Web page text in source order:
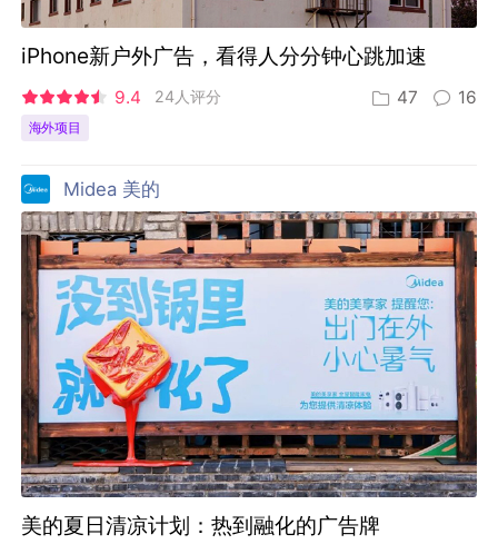
iPhone新户外广告，看得人分分钟心跳加速
9.4 24人评分 47 16
海外项目
Midea 美的
美的夏日清凉计划：热到融化的广告牌